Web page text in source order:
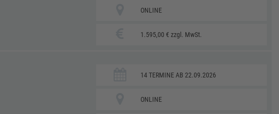
ONLINE
1.595,00 € zzgl. MwSt.
14 TERMINE AB 22.09.2026
ONLINE